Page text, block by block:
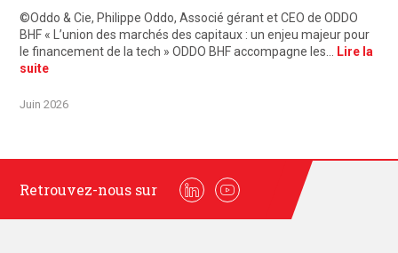
©Oddo & Cie, Philippe Oddo, Associé gérant et CEO de ODDO
BHF « L’union des marchés des capitaux : un enjeu majeur pour
le financement de la tech » ODDO BHF accompagne les…
Lire la
suite
Juin 2026
Retrouvez-nous sur
LinkedinYoutube